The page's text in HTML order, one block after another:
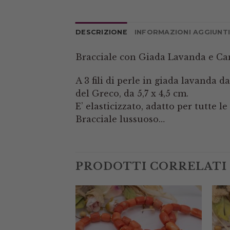
DESCRIZIONE INFORMAZIONI
Bracciale con Giada Lavanda e
A 3 fili di perle in giada lavanda
del Greco, da 5,7 x 4,5 cm.
E’ elasticizzato, adatto per tutte
Bracciale lussuoso…
PRODOTTI CORRELATI